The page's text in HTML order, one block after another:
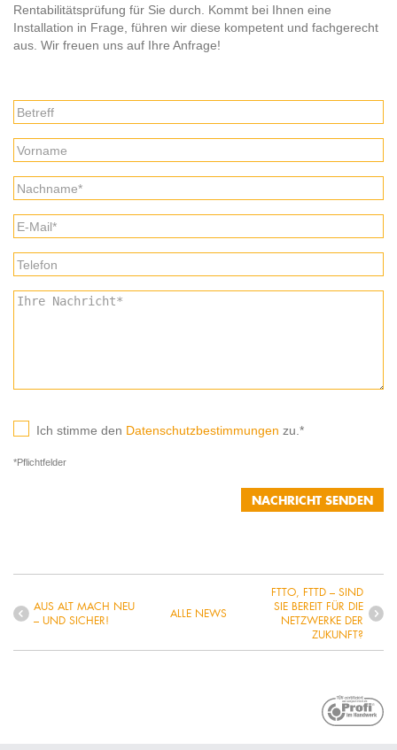
Rentabilitätsprüfung für Sie durch. Kommt bei Ihnen eine
Installation in Frage, führen wir diese kompetent und fachgerecht
aus. Wir freuen uns auf Ihre Anfrage!
Ich stimme den Datenschutzbestimmungen zu.*
*Pflichtfelder
AUS ALT MACH NEU
– UND SICHER!
ALLE NEWS
FTTO, FTTD – SIND
SIE BEREIT FÜR DIE
NETZWERKE DER
ZUKUNFT?